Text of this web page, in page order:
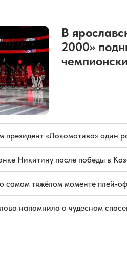
В
2000»
президент «Локомотива» один
Никитину после победы в
самом тяжёлом моменте плей-
напомнила о чудесном